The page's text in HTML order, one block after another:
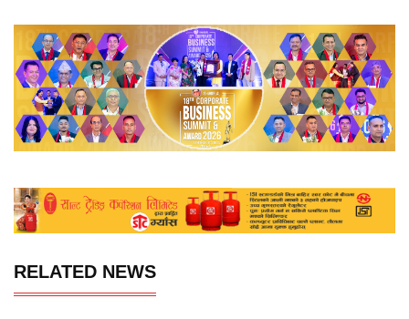
RELATED NEWS